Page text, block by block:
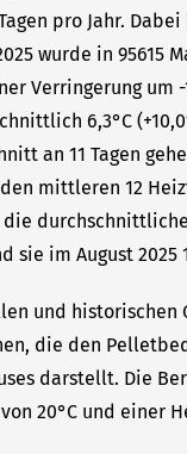
pro Jahr.
wurde in
Verringerung
6,3°C
an 11 Tagen
mittleren 12
die
sie im August 2025
und historischen
die den
darstellt. Die
20°C und einer